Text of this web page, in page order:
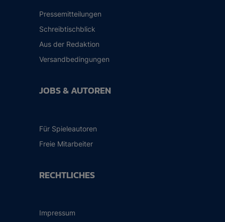
Pressemitteilungen
Schreibtischblick
Aus der Redaktion
Versandbedingungen
JOBS & AUTOREN
Für Spieleautoren
Freie Mitarbeiter
RECHTLICHES
Impressum